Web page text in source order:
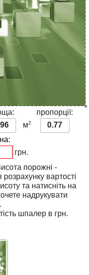
м2
пропорції:
0.77
грн.
порожні -
та натисніть на
шпалер в грн.